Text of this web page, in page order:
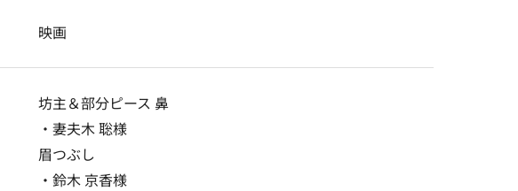
映画
坊主＆部分ピース 鼻
・妻夫木 聡様
眉つぶし
・鈴木 京香様